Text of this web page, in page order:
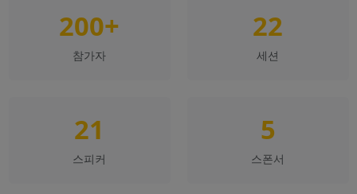
200+
참가자
22
세션
21
스피커
5
스폰서